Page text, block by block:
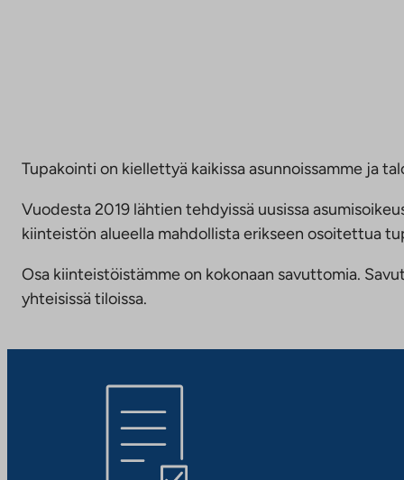
Tupakointi on kiellettyä kaikissa asunnoissamme ja
Vuodesta 2019 lähtien tehdyissä uusissa
kiinteistön alueella mahdollista erikseen osoitettua
Osa kiinteistöistämme on kokonaan savuttomia.
yhteisissä tiloissa.